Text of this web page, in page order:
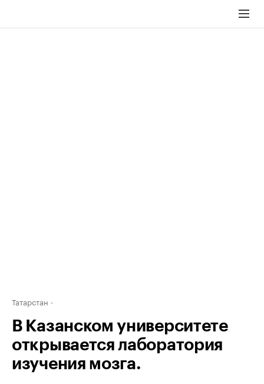
Татарстан
В Казанском университете
открывается лаборатория
изучения мозга.